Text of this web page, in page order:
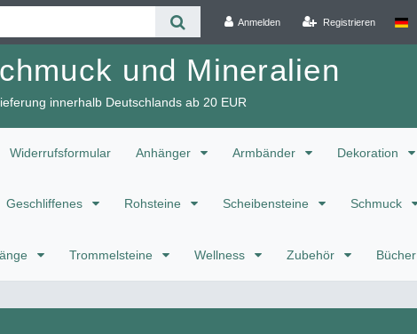
Anmelden Registrieren
und Mineralien
innerhalb Deutschlands ab 20 EUR
Widerrufsformular Anhänger Armbänder Dekoration
Geschliffenes Rohsteine Scheibensteine Schmuck
Trommelsteine Wellness Zubehör Bücher